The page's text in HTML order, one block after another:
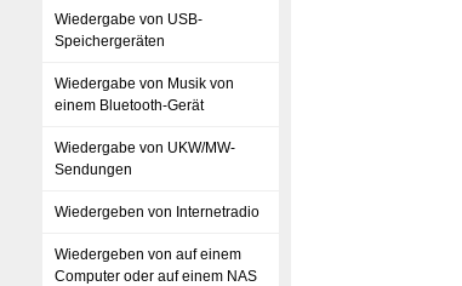
Wiedergabe von USB-
Speichergeräten
Wiedergabe von Musik von
einem Bluetooth-Gerät
Wiedergabe von UKW/MW-
Sendungen
Wiedergeben von Internetradio
Wiedergeben von auf einem
Computer oder auf einem NAS